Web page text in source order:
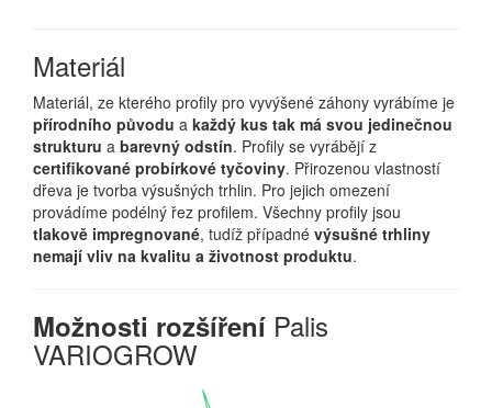
Materiál
Materiál, ze kterého profily pro vyvýšené záhony vyrábíme je
přírodního původu a každý kus tak má svou jedinečnou
strukturu a barevný odstín. Profily se vyrábějí z
certifikované probírkové tyčoviny. Přirozenou vlastností
dřeva je tvorba výsušných trhlin. Pro jejich omezení
provádíme podélný řez profilem. Všechny profily jsou
tlakově impregnované, tudíž případné výsušné trhliny
nemají vliv na kvalitu a životnost produktu.
Možnosti rozšíření Palis
VARIOGROW